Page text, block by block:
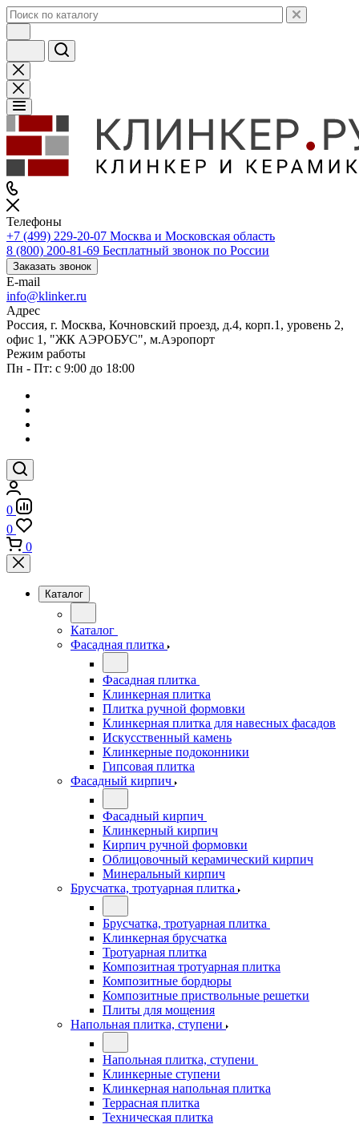
Телефоны
+7 (499) 229-20-07 Москва и Московская область
8 (800) 200-81-69 Бесплатный звонок по России
Заказать звонок
E-mail
info@klinker.ru
Адрес
Россия, г. Москва, Кочновский проезд, д.4, корп.1, уровень 2,
офис 1, "ЖК АЭРОБУС", м.Аэропорт
Режим работы
Пн - Пт: с 9:00 до 18:00
0
0
0
Каталог
Каталог
Фасадная плитка
Фасадная плитка
Клинкерная плитка
Плитка ручной формовки
Клинкерная плитка для навесных фасадов
Искусственный камень
Клинкерные подоконники
Гипсовая плитка
Фасадный кирпич
Фасадный кирпич
Клинкерный кирпич
Кирпич ручной формовки
Облицовочный керамический кирпич
Минеральный кирпич
Брусчатка, тротуарная плитка
Брусчатка, тротуарная плитка
Клинкерная брусчатка
Тротуарная плитка
Композитная тротуарная плитка
Композитные бордюры
Композитные приствольные решетки
Плиты для мощения
Напольная плитка, ступени
Напольная плитка, ступени
Клинкерные ступени
Клинкерная напольная плитка
Террасная плитка
Техническая плитка